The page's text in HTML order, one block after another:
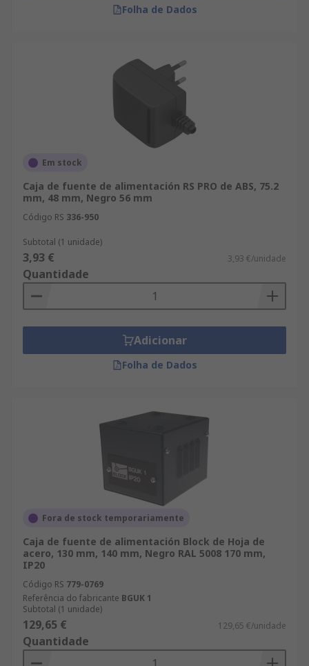
Folha de Dados
Em stock
Caja de fuente de alimentación RS PRO de ABS, 75.2
mm, 48 mm, Negro 56 mm
Código RS 336-950
Subtotal (1 unidade)
3,93 € 3,93 €/unidade
Quantidade
Adicionar
Folha de Dados
Fora de stock temporariamente
Caja de fuente de alimentación Block de Hoja de
acero, 130 mm, 140 mm, Negro RAL 5008 170 mm,
IP20
Código RS 779-0769
Referência do fabricante BGUK 1
Subtotal (1 unidade)
129,65 € 129,65 €/unidade
Quantidade